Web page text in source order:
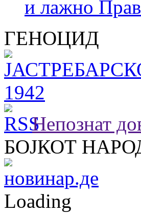
и лажно
ГЕНОЦИД
Непознат
БОЈКОТ
Loading